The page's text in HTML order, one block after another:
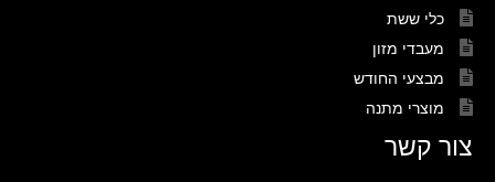
כלי ששת
מעבדי מזון
מבצעי החודש
מוצרי מתנה
צור קשר